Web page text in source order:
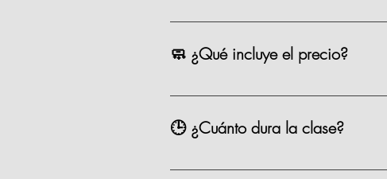
La mayoría de nuestras opciones
🧼 ¿Qué incluye el precio?
Chef, ingredientes, mandil, bebida,
🕒 ¿Cuánto dura la clase?
Entre 2.5 y 3 horas.